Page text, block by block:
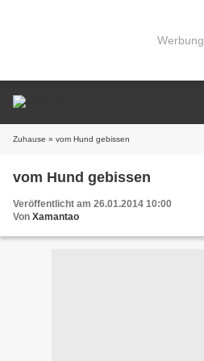
Werbung
Zuhause » vom Hund gebissen
vom Hund gebissen
Veröffentlicht am 26.01.2014 10:00
Von Xamantao